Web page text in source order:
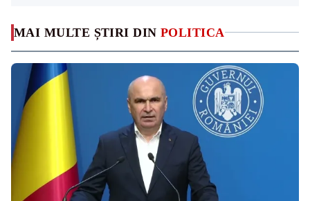
MAI MULTE ȘTIRI DIN POLITICA